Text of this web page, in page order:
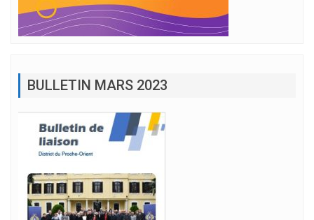
BULLETIN MARS 2023